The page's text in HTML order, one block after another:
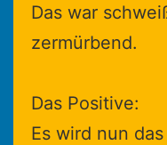
Das war
zermürbend.
Das Positive:
Es wird nun